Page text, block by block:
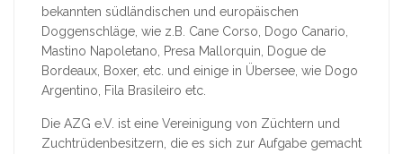
bekannten südländischen und europäischen
Doggenschläge, wie z.B. Cane Corso, Dogo Canario,
Mastino Napoletano, Presa Mallorquin, Dogue de
Bordeaux, Boxer, etc. und einige in Übersee, wie Dogo
Argentino, Fila Brasileiro etc.
Die AZG e.V. ist eine Vereinigung von Züchtern und
Zuchtrüdenbesitzern, die es sich zur Aufgabe gemacht